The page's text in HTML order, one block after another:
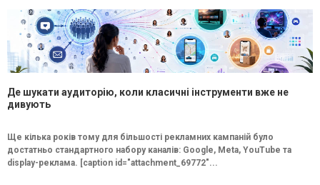
Де шукати аудиторію, коли класичні інструменти вже не
дивують
Ще кілька років тому для більшості рекламних кампаній було
достатньо стандартного набору каналів: Google, Meta, YouTube та
display-реклама. [caption id="attachment_69772"...